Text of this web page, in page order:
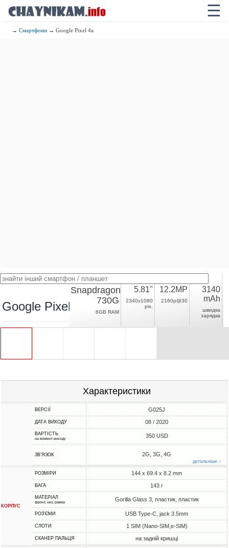
☰
→Смартфони → Google Pixel 4a
Google Pixel 4a
Snapdragon
730G
6GB RAM
5.81"
2340x1080
pix.
12.2MP
2160p@30
3140
mAh
швидка
зарядка
Характеристики
ВЕРСІЇ G025J
ДАТА ВИХОДУ 08 / 2020
ВАРТІСТЬ
на момент виходу 350 USD
ЗВ'ЯЗОК 2G, 3G, 4G
детальніше ↓
КОРПУС
РОЗМІРИ 144 x 69.4 x 8.2 mm
ВАГА 143 г
МАТЕРІАЛ
фронт, низ, рамка Gorilla Glass 3, пластик, пластик
РОЗ'ЄМИ USB Type-C, jack 3.5mm
СЛОТИ 1 SIM (Nano-SIM,e-SIM)
СКАНЕР ПАЛЬЦЯ на задній кришці